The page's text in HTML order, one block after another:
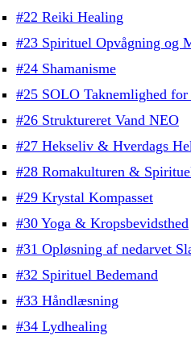
#22 Reiki Healing
#23 Spirituel Opvågning og
#24 Shamanisme
#25 SOLO Taknemlighed
#26 Struktureret Vand NEO
#27 Hekseliv & Hverdags
#28 Romakulturen &
#29 Krystal Kompasset
#30 Yoga & Kropsbevidsthed
#31 Opløsning af nedarvet
#32 Spirituel Bedemand
#33 Håndlæsning
#34 Lydhealing